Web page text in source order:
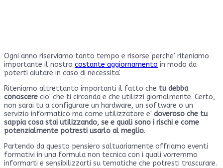
Ogni anno riserviamo tanto tempo e risorse perche' riteniamo
importante il nostro costante aggiornamento in modo da
poterti aiutare in caso di necessita'.
Riteniamo altrettanto importanti il fatto che tu debba
conoscere cio' che ti circonda e che utilizzi giornalmente. Certo,
non sarai tu a configurare un hardware, un software o un
servizio informatico ma come utilizzatore e' doveroso che tu
sappia cosa stai utilizzando, se e quali sono i rischi e come
potenzialmente potresti usarlo al meglio.
Partendo da questo pensiero saltuariamente offriamo eventi
formativi in una formula non tecnica con i quali vorremmo
informarti e sensibilizzarti su tematiche che potresti trascurare.